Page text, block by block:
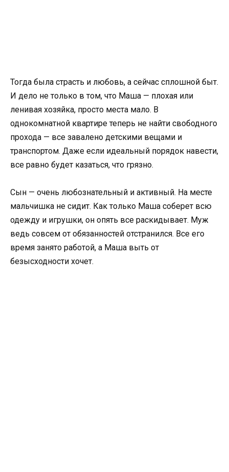
Тогда была страсть и любовь, а сейчас сплошной быт.
И дело не только в том, что Маша — плохая или
ленивая хозяйка, просто места мало. В
однокомнатной квартире теперь не найти свободного
прохода — все завалено детскими вещами и
транспортом. Даже если идеальный порядок навести,
все равно будет казаться, что грязно.
Сын — очень любознательный и активный. На месте
мальчишка не сидит. Как только Маша соберет всю
одежду и игрушки, он опять все раскидывает. Муж
ведь совсем от обязанностей отстранился. Все его
время занято работой, а Маша выть от
безысходности хочет.